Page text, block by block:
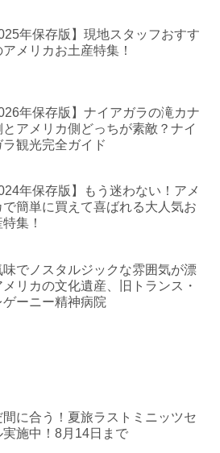
年保存版】現地スタッフおすす
アメリカお土産特集！
年保存版】ナイアガラの滝カナ
とアメリカ側どっちが素敵？ナイ
ラ観光完全ガイド
年保存版】もう迷わない！アメ
で簡単に買えて喜ばれる大人気お
集！
味でノスタルジックな雰囲気が漂
メリカの文化遺産、旧トランス・
ゲーニー精神病院
間に合う！夏旅ラストミニッツセ
実施中！8月14日まで